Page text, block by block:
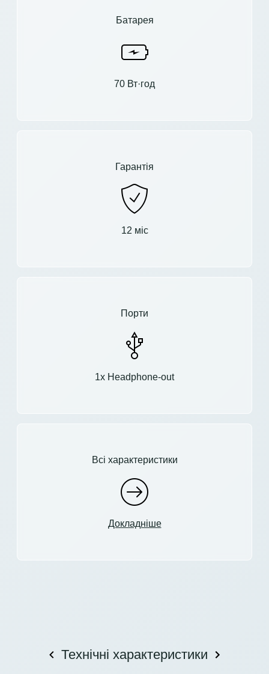
Батарея
70 Вт·год
Гарантія
12 міс
Порти
1x Headphone-out
Всі характеристики
Докладніше
Технічні характеристики